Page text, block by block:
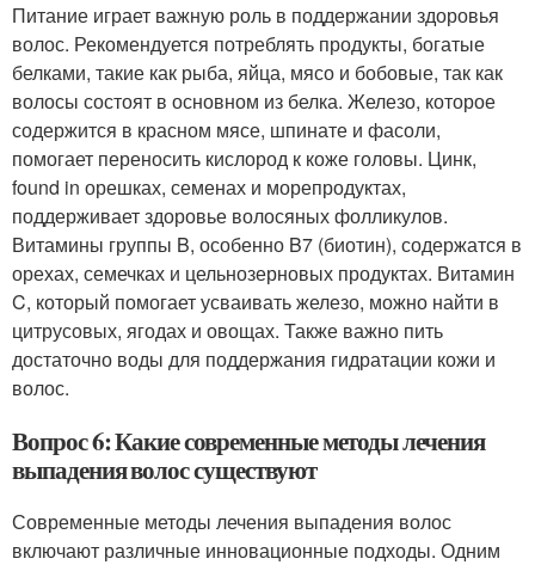
Питание играет важную роль в поддержании здоровья
волос. Рекомендуется потреблять продукты, богатые
белками, такие как рыба, яйца, мясо и бобовые, так как
волосы состоят в основном из белка. Железо, которое
содержится в красном мясе, шпинате и фасоли,
помогает переносить кислород к коже головы. Цинк,
found in орешках, семенах и морепродуктах,
поддерживает здоровье волосяных фолликулов.
Витамины группы B, особенно B7 (биотин), содержатся в
орехах, семечках и цельнозерновых продуктах. Витамин
C, который помогает усваивать железо, можно найти в
цитрусовых, ягодах и овощах. Также важно пить
достаточно воды для поддержания гидратации кожи и
волос.
Вопрос 6: Какие современные методы лечения
выпадения волос существуют
Современные методы лечения выпадения волос
включают различные инновационные подходы. Одним